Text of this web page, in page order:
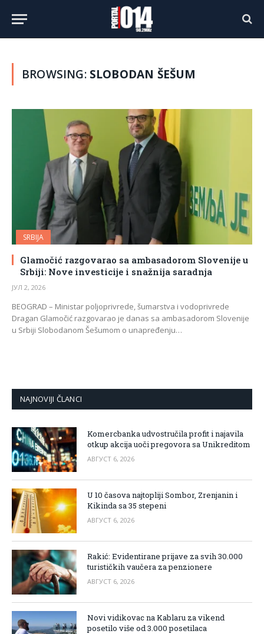
BROWSING: SLOBODAN ŠEŠUM
SRBIJA
Glamočić razgovarao sa ambasadorom Slovenije u
Srbiji: Nove investicije i snažnija saradnja
ЈУЛ 2, 2026
BEOGRAD – Ministar poljoprivrede, šumarstva i vodoprivrede
Dragan Glamočić razgovarao je danas sa ambasadorom Slovenije
u Srbiji Slobodanom Šešumom o unapređenju…
NAJNOVIJI ČLANCI
Komercbanka udvostručila profit i najavila
otkup akcija uoči pregovora sa Unikreditom
АВГУСТ 6, 2026
U 10 časova najtopliji Sombor, Zrenjanin i
Kikinda sa 35 stepeni
АВГУСТ 6, 2026
Rakić: Evidentirane prijave za svih 30.000
turističkih vaučera za penzionere
АВГУСТ 6, 2026
Novi vidikovac na Kablaru za vikend
posetilo više od 3.000 posetilaca